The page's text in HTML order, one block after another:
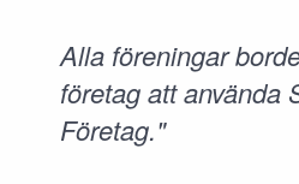
Alla föreningar
företag att använda
Företag."